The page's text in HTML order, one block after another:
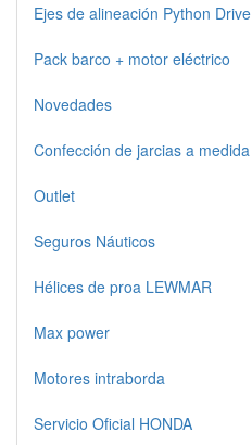
Ejes de alineación Python Drive
Pack barco + motor eléctrico
Novedades
Confección de jarcias a medida
Outlet
Seguros Náuticos
Hélices de proa LEWMAR
Max power
Motores intraborda
Servicio Oficial HONDA